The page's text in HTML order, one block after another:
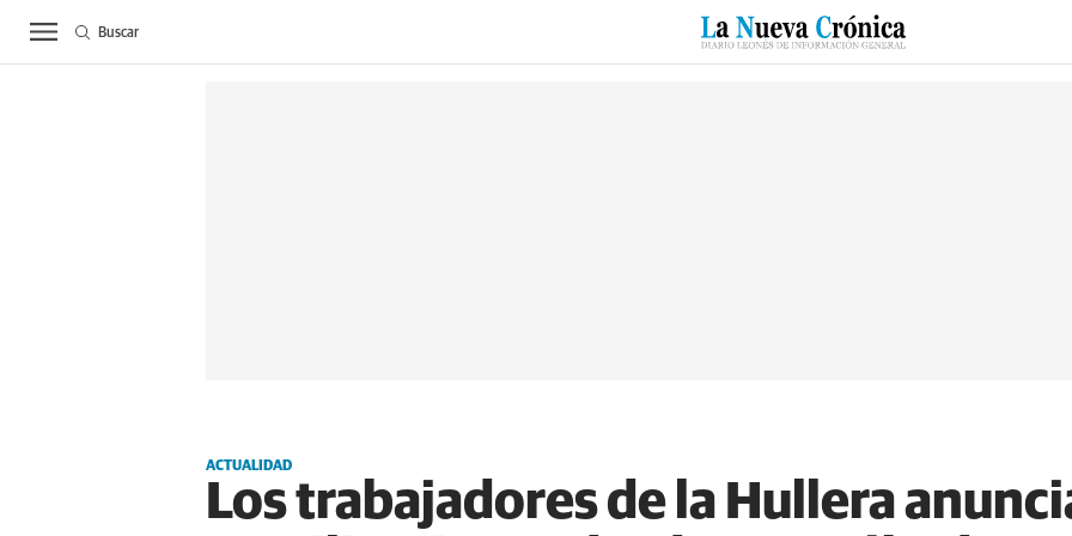
ACTUALIDAD BIERZO SUCESOS CULTURAS ESPECIALES DEPORTES
Buscar
ACTUALIDAD
Los trabajadores de la Hullera